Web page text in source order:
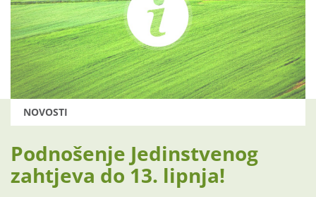
NOVOSTI
Podnošenje Jedinstvenog
zahtjeva do 13. lipnja!